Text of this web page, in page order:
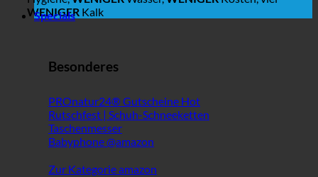
WENIGER Kalk
Specials
Besonderes
PROnatur24® Gutscheine
Rutschfest | Schuh-Schneeketten
Taschenmesser
Babyphone @amazon
Zur Kategorie amazon